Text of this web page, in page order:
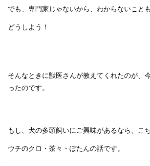
でも、専門家じゃないから、わからないこと
どうしよう！
そんなときに獣医さんが教えてくれたのが、
ったのです。
もし、犬の多頭飼いにご興味があるなら、こ
ウチのクロ・茶々・ぼたんの話です。